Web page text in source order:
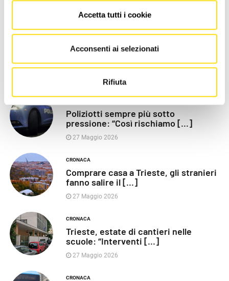
Accetta tutti i cookie
Acconsenti ai selezionati
Rifiuta
Razza (Lega): “Piazza Libertà va
chiusa”, Vaccarezza [...]
27 Maggio 2026
Poliziotti sempre più sotto
pressione: “Così rischiamo [...]
27 Maggio 2026
CRONACA
Comprare casa a Trieste, gli stranieri
fanno salire il [...]
27 Maggio 2026
CRONACA
Trieste, estate di cantieri nelle
scuole: “Interventi [...]
27 Maggio 2026
CRONACA